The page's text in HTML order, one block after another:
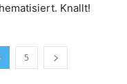
Knallt!
5